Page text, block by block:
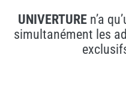
UNIVERTURE n’a
simultanément les